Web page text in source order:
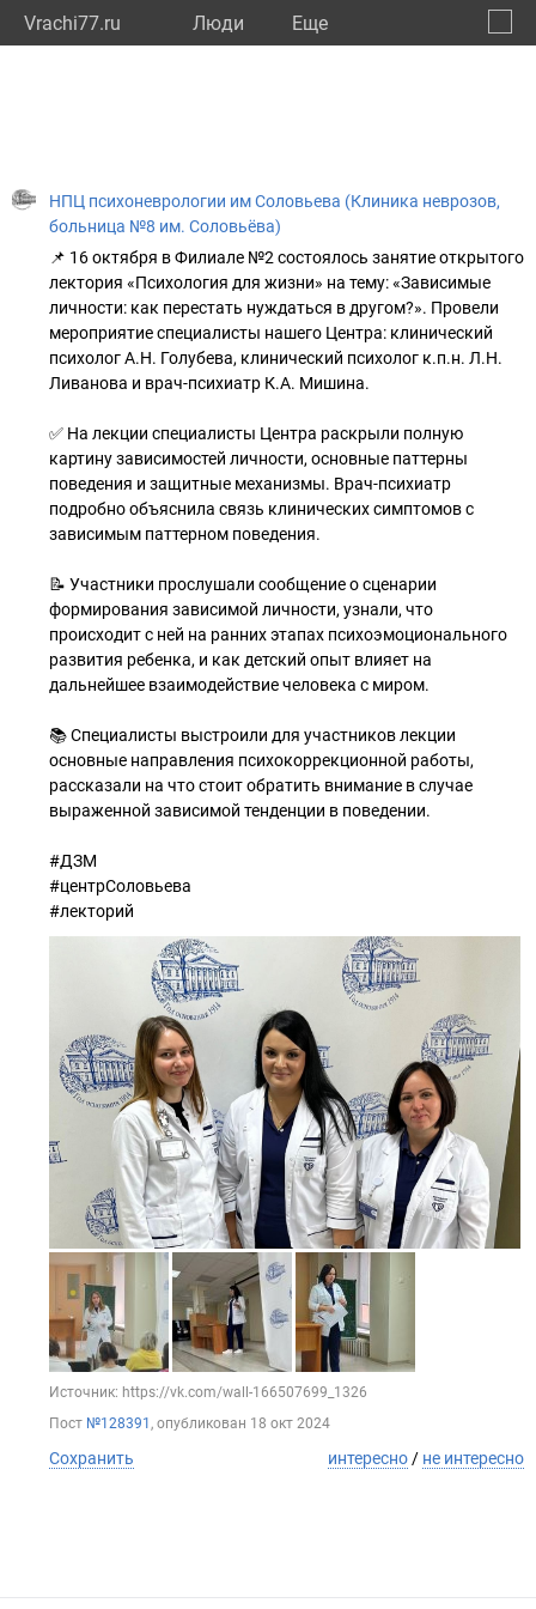
Vrachi77.ru Люди Eще
НПЦ психоневрологии им Соловьева (Клиника неврозов,
больница №8 им. Соловьёва)
📌 16 октября в Филиале №2 состоялось занятие открытого
лектория «Психология для жизни» на тему: «Зависимые
личности: как перестать нуждаться в другом?». Провели
мероприятие специалисты нашего Центра: клинический
психолог А.Н. Голубева, клинический психолог к.п.н. Л.Н.
Ливанова и врач-психиатр К.А. Мишина.
✅ На лекции специалисты Центра раскрыли полную
картину зависимостей личности, основные паттерны
поведения и защитные механизмы. Врач-психиатр
подробно объяснила связь клинических симптомов с
зависимым паттерном поведения.
📝 Участники прослушали сообщение о сценарии
формирования зависимой личности, узнали, что
происходит с ней на ранних этапах психоэмоционального
развития ребенка, и как детский опыт влияет на
дальнейшее взаимодействие человека с миром.
📚 Специалисты выстроили для участников лекции
основные направления психокоррекционной работы,
рассказали на что стоит обратить внимание в случае
выраженной зависимой тенденции в поведении.
#ДЗМ
#центрСоловьева
#лекторий
Источник: https://vk.com/wall-166507699_1326
Пост №128391 , опубликован 18 окт 2024
Сохранить интересно / не интересно